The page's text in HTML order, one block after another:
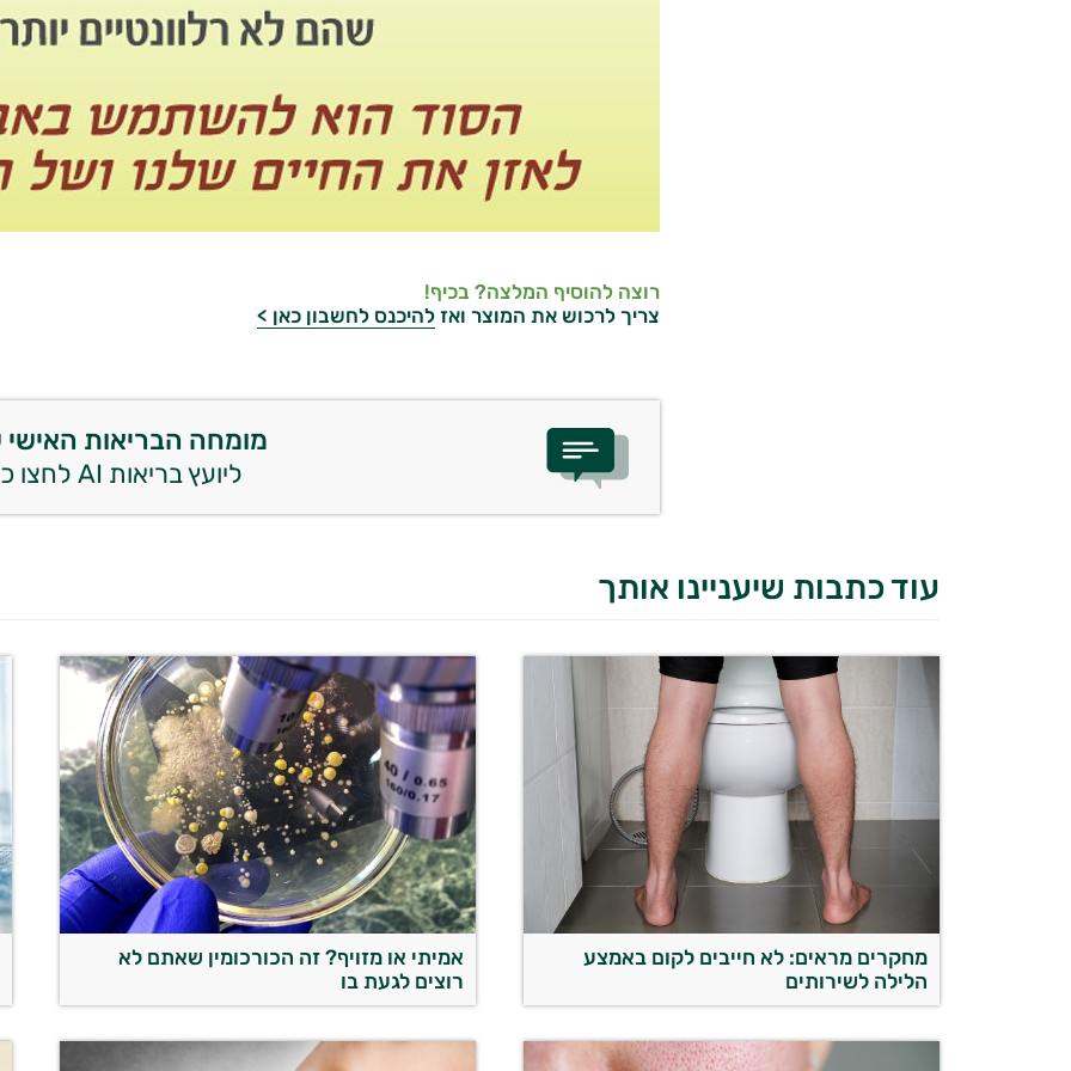
רוצה להוסיף המלצה? בכיף!
צריך לרכוש את המוצר ואז להיכנס לחשבון כאן >
מומחה הבריאות
ליועץ בריאות AI לחצו כאן
עוד כתבות שיעניינו אותך
מחקרים מראים: לא חייבים לקום באמצע
הלילה לשירותים
אמיתי או מזויף? זה הכורכומין שאתם לא
רוצים לגעת בו